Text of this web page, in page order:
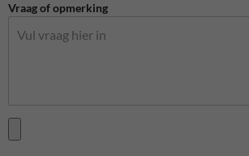
Vraag of opmerking